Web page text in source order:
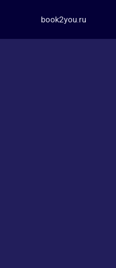
book2you.ru